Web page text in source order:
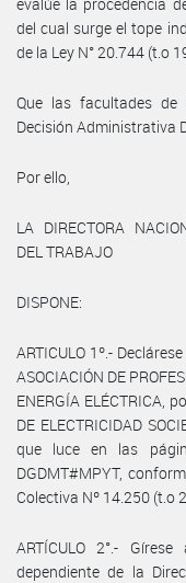
del cual surge el tope
de la Ley N° 20.744 (t.o
Que las facultades
Decisión Administrativa
Por ello,
LA DIRECTORA
DEL TRABAJO
DISPONE:
ARTICULO 1º.-
ASOCIACIÓN DE
ENERGÍA ELÉCTRICA,
DE ELECTRICIDAD
que luce en las
DGDMT#MPYT,
Colectiva Nº 14.250 (t.o
ARTÍCULO 2°.-
dependiente de la